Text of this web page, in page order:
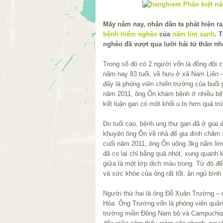
Mấy năm nay, nhân dân ta phát hiện
bệnh hiểm nghèo của nấm lim xanh.
nghèo đã vượt qua lưỡi hái tử thần
Trong số đó có 2 người vốn là đồng đội
năm nay 83 tuổi, về hưu ở xã Nam Liên
đây là phóng viên chiến trường của buổi
năm 2011, ông Ổn khám bệnh ở nhiều
kết luận gan có một khối u to hơn quả
Do tuổi cao, bệnh ung thư gan đã ở giai
khuyên ông Ổn về nhà để gia đình
cuối năm 2011, ông Ổn uống 3kg nấm
đã co lại chỉ bằng quả nhót, xung
giữa là một lớp dịch màu trong. Từ đó
và sức khỏe của ông rất tốt, ăn ngủ
Người thứ hai là ông Đỗ Xuân Trường –
Hóa. Ông Trường vốn là phóng viên
trường miền Đông Nam bộ và